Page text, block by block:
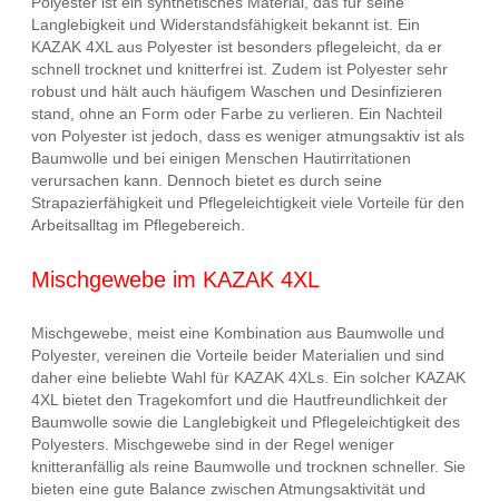
Langlebigkeit und Widerstandsfähigkeit bekannt ist. Ein
KAZAK 4XL aus Polyester ist besonders pflegeleicht, da er
schnell trocknet und knitterfrei ist. Zudem ist Polyester sehr
robust und hält auch häufigem Waschen und Desinfizieren
stand, ohne an Form oder Farbe zu verlieren. Ein Nachteil
von Polyester ist jedoch, dass es weniger atmungsaktiv ist als
Baumwolle und bei einigen Menschen Hautirritationen
verursachen kann. Dennoch bietet es durch seine
Strapazierfähigkeit und Pflegeleichtigkeit viele Vorteile für den
Arbeitsalltag im Pflegebereich.
Mischgewebe im KAZAK 4XL
Mischgewebe, meist eine Kombination aus Baumwolle und
Polyester, vereinen die Vorteile beider Materialien und sind
daher eine beliebte Wahl für KAZAK 4XLs. Ein solcher KAZAK
4XL bietet den Tragekomfort und die Hautfreundlichkeit der
Baumwolle sowie die Langlebigkeit und Pflegeleichtigkeit des
Polyesters. Mischgewebe sind in der Regel weniger
knitteranfällig als reine Baumwolle und trocknen schneller. Sie
bieten eine gute Balance zwischen Atmungsaktivität und